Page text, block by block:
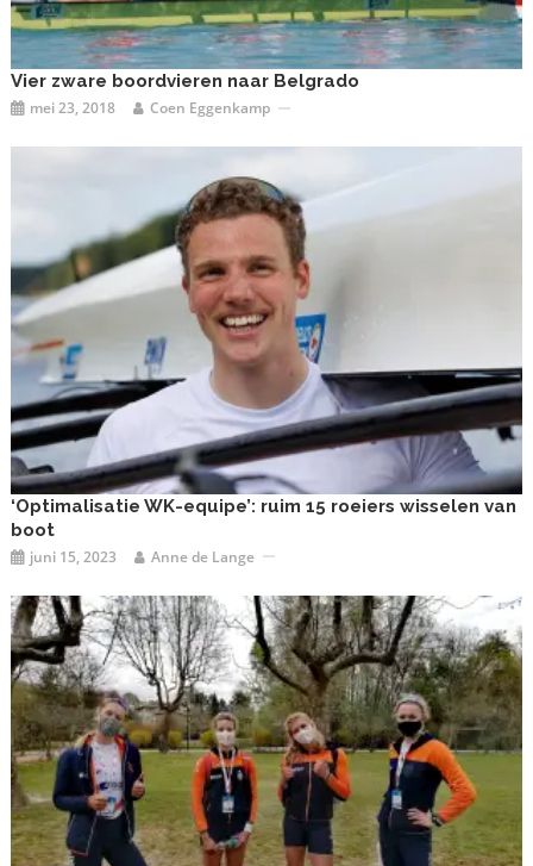
Vier zware boordvieren naar Belgrado
mei 23, 2018 Coen Eggenkamp
‘Optimalisatie WK-equipe’: ruim 15 roeiers wisselen van
boot
juni 15, 2023 Anne de Lange